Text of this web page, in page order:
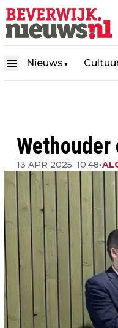
Nieuws ▼
Wethouder
13 APR 2025, 10:48•